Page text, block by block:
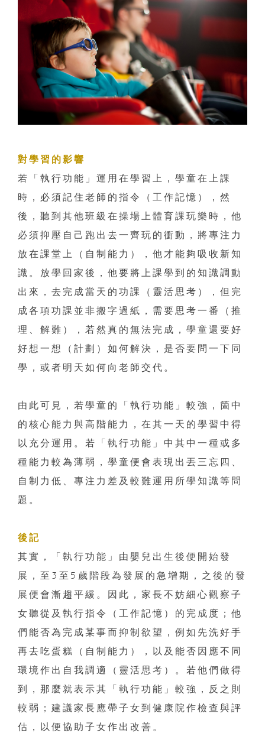
對學習的影響
若「執行功能」運用在學習上，學童在上課
時，必須記住老師的指令（工作記憶），然
後，聽到其他班級在操場上體育課玩樂時，他
必須抑壓自己跑出去一齊玩的衝動，將專注力
放在課堂上（自制能力），他才能夠吸收新知
識。放學回家後，他要將上課學到的知識調動
出來，去完成當天的功課（靈活思考），但完
成各項功課並非搬字過紙，需要思考一番（推
理、解難），若然真的無法完成，學童還要好
好想一想（計劃）如何解決，是否要問一下同
學，或者明天如何向老師交代。
由此可見，若學童的「執行功能」較強，箇中
的核心能力與高階能力，在其一天的學習中得
以充分運用。若「執行功能」中其中一種或多
種能力較為薄弱，學童便會表現出丟三忘四、
自制力低、專注力差及較難運用所學知識等問
題。
後記
其實，「執行功能」由嬰兒出生後便開始發
展，至3至5歲階段為發展的急增期，之後的發
展便會漸趨平緩。因此，家長不妨細心觀察子
女聽從及執行指令（工作記憶）的完成度；他
們能否為完成某事而抑制欲望，例如先洗好手
再去吃蛋糕（自制能力），以及能否因應不同
環境作出自我調適（靈活思考）。若他們做得
到，那麼就表示其「執行功能」較強，反之則
較弱；建議家長應帶子女到健康院作檢查與評
估，以便協助子女作出改善。